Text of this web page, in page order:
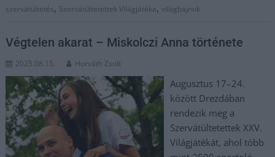
szervátültetés, Szervátültetettek Világjátéka,világbajnok
Végtelen akarat – Miskolczi Anna története
2025.08.15. Horváth Zsolt
Augusztus 17–24.
között Drezdában
rendezik meg a
Szervátültetettek XXV.
Világjátékát, ahol több